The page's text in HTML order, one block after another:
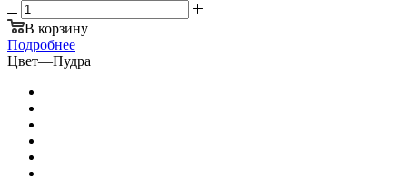
В корзину
Подробнее
Цвет—Пудра